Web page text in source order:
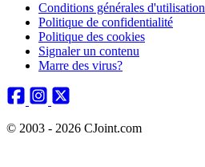
Conditions générales d'utilisation
Politique de confidentialité
Politique des cookies
Signaler un contenu
Marre des virus?
© 2003 - 2026 CJoint.com